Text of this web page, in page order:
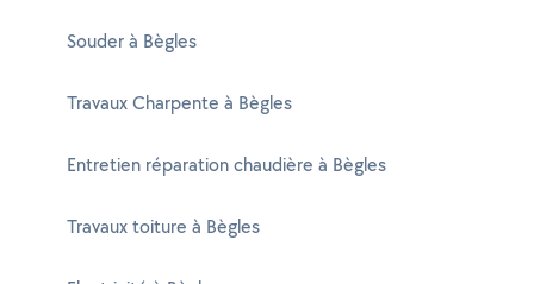
Souder à Bègles
Travaux Charpente à Bègles
Entretien réparation chaudière à Bègles
Travaux toiture à Bègles